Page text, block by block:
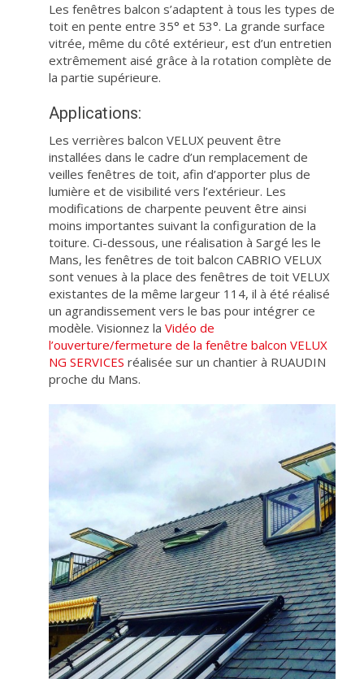
Les fenêtres balcon s’adaptent à tous les types de
toit en pente entre 35° et 53°. La grande surface
vitrée, même du côté extérieur, est d’un entretien
extrêmement aisé grâce à la rotation complète de
la partie supérieure.
Applications:
Les verrières balcon VELUX peuvent être
installées dans le cadre d’un remplacement de
veilles fenêtres de toit, afin d’apporter plus de
lumière et de visibilité vers l’extérieur. Les
modifications de charpente peuvent être ainsi
moins importantes suivant la configuration de la
toiture. Ci-dessous, une réalisation à Sargé les le
Mans, les fenêtres de toit balcon CABRIO VELUX
sont venues à la place des fenêtres de toit VELUX
existantes de la même largeur 114, il à été réalisé
un agrandissement vers le bas pour intégrer ce
modèle. Visionnez la Vidéo de
l’ouverture/fermeture de la fenêtre balcon VELUX
NG SERVICES réalisée sur un chantier à RUAUDIN
proche du Mans.